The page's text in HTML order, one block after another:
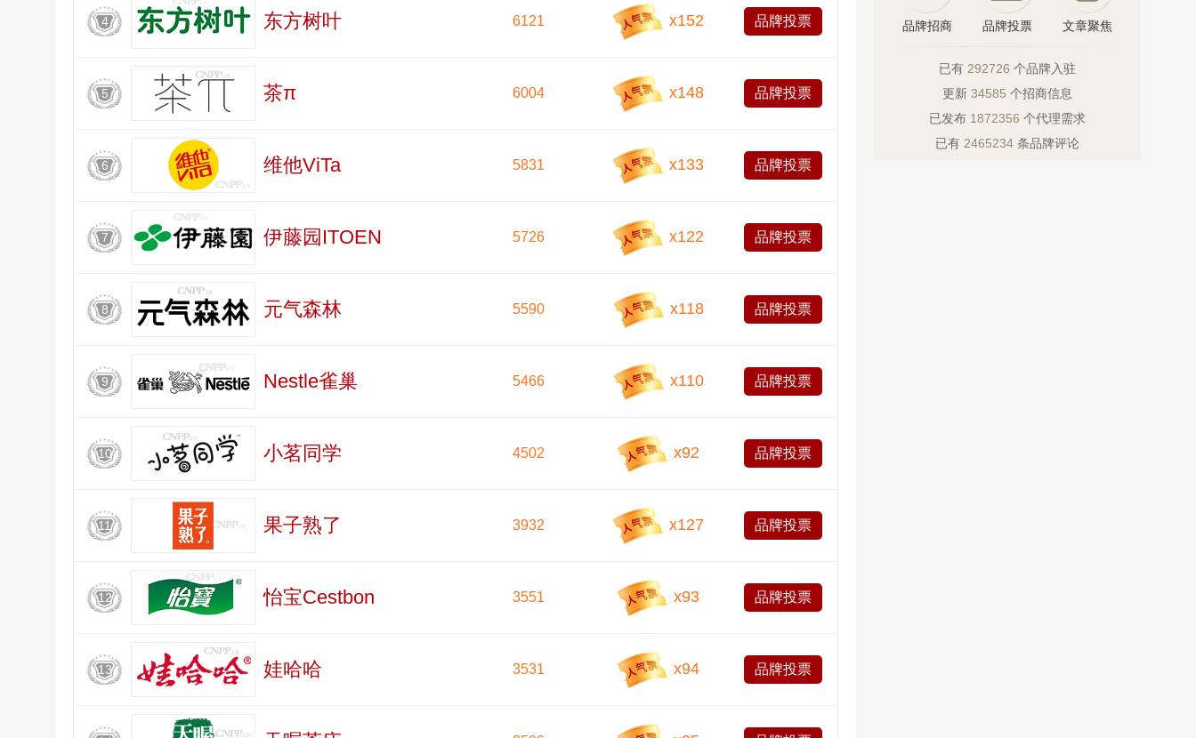
4 东方树叶 6121 x152 品牌投票
5 茶π 6004 x148 品牌投票
6 维他ViTa 5831 x133 品牌投票
7 伊藤园ITOEN 5726 x122 品牌投票
8 元气森林 5590 x118 品牌投票
9 Nestle雀巢 5466 x110 品牌投票
10 小茗同学 4502 x92 品牌投票
11 果子熟了 3932 x127 品牌投票
12 怡宝Cestbon 3551 x93 品牌投票
13 娃哈哈 3531 x94 品牌投票
品牌招商 品牌投票 文章聚焦
已有 292726 个品牌入驻
更新 34585 个招商信息
已发布 1872356 个代理需求
已有 2465234 条品牌评论